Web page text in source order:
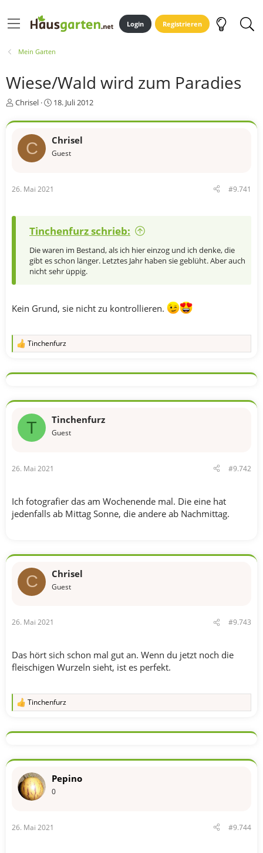
Login Registrieren
Mein Garten
Wiese/Wald wird zum Paradies
E
s
e
r
Chrisel
E
s
e
l
18. Juli 2012
C Chrisel
Guest
26. Mai 2021 #9.741
Tinchenfurz schrieb:
Die waren im Bestand, als ich hier einzog und ich denke, die
gibt es schon länger. Letztes Jahr haben sie geblüht. Aber auch
nicht sehr üppig.
Kein Grund, sie nicht zu kontrollieren.
R
k
o
e
n
Tinchenfurz
T Tinchenfurz
Guest
26. Mai 2021 #9.742
Ich fotografier das am Wochenende mal. Die eine hat
jedenfalls ab Mittag Sonne, die andere ab Nachmittag.
C Chrisel
Guest
26. Mai 2021 #9.743
Das hört sich schon mal gut an. Wenn du jetzt noch die
fleischigen Wurzeln sieht, ist es perfekt.
R
k
o
e
n
Tinchenfurz
Pepino
0
26. Mai 2021 #9.744